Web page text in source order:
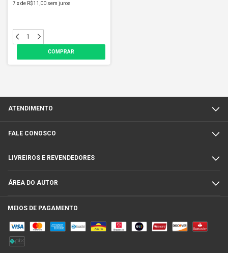
7 xde R$11,00 sem juros
ATENDIMENTO
FALE CONOSCO
LIVREIROS E REVENDEDORES
ÁREA DO AUTOR
MEIOS DE PAGAMENTO